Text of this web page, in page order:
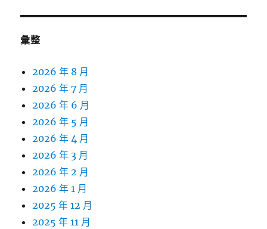
彙整
2026 年 8 月
2026 年 7 月
2026 年 6 月
2026 年 5 月
2026 年 4 月
2026 年 3 月
2026 年 2 月
2026 年 1 月
2025 年 12 月
2025 年 11 月